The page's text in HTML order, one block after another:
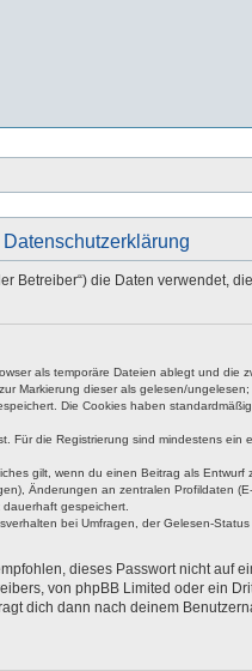
Datenschutzerklärung
Betreiber“) die Daten verwendet,
als temporäre Dateien ablegt und
dieser als gelesen/
Die Cookies haben
die Registrierung sind mindestens
gilt, wenn du einen Beitrag als
Änderungen an zentralen Profildaten
dauerhaft gespeichert.
bei Umfragen, der Gelesen-
dieses Passwort nicht auf
von phpBB Limited oder ein
dich dann nach deinem